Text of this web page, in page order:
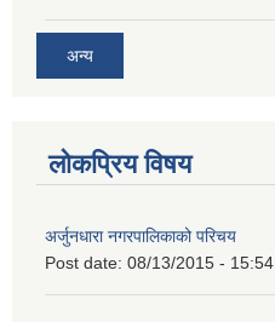
अन्य
लोकप्रिय विषय
अर्जुनधारा नगरपालिकाको परिचय
Post date: 08/13/2015 - 15:54